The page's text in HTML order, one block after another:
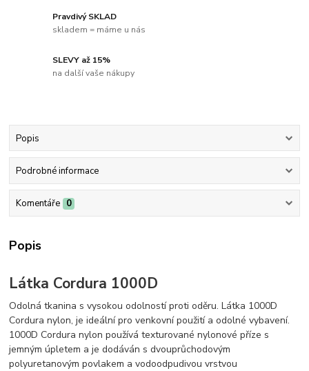
Pravdivý SKLAD
skladem = máme u nás
SLEVY až 15%
na další vaše nákupy
Popis
Podrobné informace
Komentáře 0
Popis
Látka Cordura 1000D
Odolná tkanina s vysokou odolností proti oděru. Látka 1000D
Cordura nylon, je ideální pro venkovní použití a odolné vybavení.
1000D Cordura nylon používá texturované nylonové příze s
jemným úpletem a je dodáván s dvouprůchodovým
polyuretanovým povlakem a vodoodpudivou vrstvou